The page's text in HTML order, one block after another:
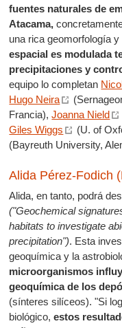
fuentes naturales de
Atacama,
una rica geomorfología
espacial es modulada
precipitaciones y
equipo lo completan
Hugo Neira
Francia),Joanna Nield
Giles Wiggs
(U. of
(Bayreuth University,
Alida Pérez-Fodich
Alida, en tanto, podrá
("Geochemical
habitats to investigate
precipitation"). Esta
geoquímica y la
microorganismos
geoquímica de los
(sínteres silíceos). "Si
biológico,estos